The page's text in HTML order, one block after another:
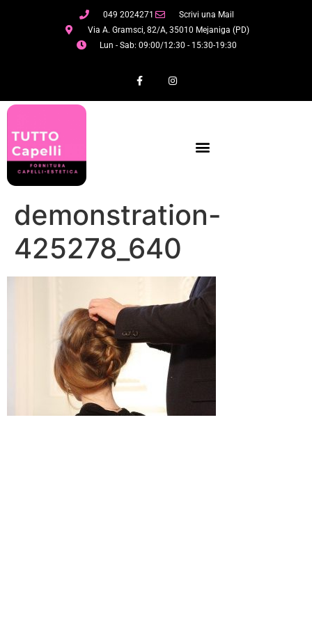
049 2024271
Scrivi una Mail
Via A. Gramsci, 82/A, 35010 Mejaniga (PD)
Lun - Sab: 09:00/12:30 - 15:30-19:30
demonstration-
425278_640